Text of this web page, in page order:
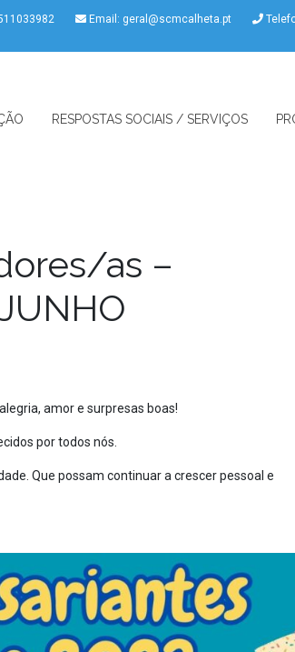
Email: geral@scmcalheta.pt
RESPOSTAS SOCIAIS / SERVIÇOS
as –
amor e surpresas boas!
por todos nós.
Que possam continuar a crescer pessoal e